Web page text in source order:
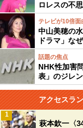
ロレスの不
テレビが10倍
中山美穂の
ドラマ」な
話題の焦点
NHK性加害
表」のジレ
アクセスラ
萩本欽一〈
1